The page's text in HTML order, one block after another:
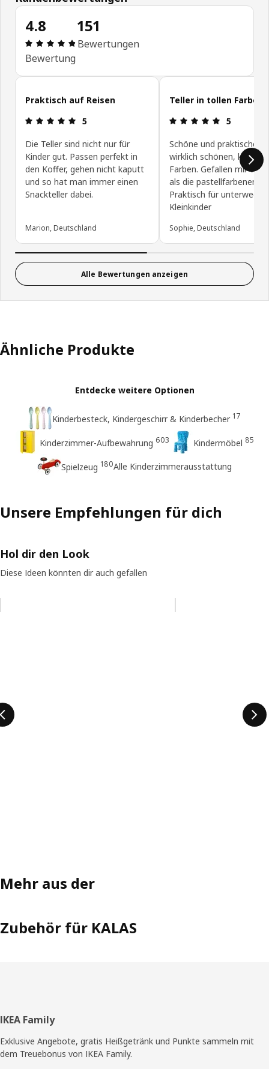
4.8
Bewertung: 4.8 von 5 Sterne Alle Bewertungen:
Bewertung
151
Bewertungen
Kundenbewertungen überspringen
Praktisch auf Reisen
Bewertung: 5 von 5 Sterne
5
Die Teller sind nicht nur für
Kinder gut. Passen perfekt in
den Koffer, gehen nicht kaputt
und so hat man immer einen
Snackteller dabei.
Marion, Deutschland
Teller in tollen Farben
5
Schöne und praktische
wirklich schönen,
Farben. Gefallen mir viel
als die pastellfarbenen
Praktisch für unterwegs
Kleinkinder
Sophie, Deutschland
Alle Bewertungen anzeigen
Ähnliche Produkte
Entdecke weitere Optionen
Kinderbesteck, Kindergeschirr & Kinderbecher 17
Kinderzimmer-Aufbewahrung 603 Kindermöbel 85
Spielzeug 180Alle Kinderzimmerausstattung
Unsere Empfehlungen für dich
Hol dir den Look
Diese Ideen könnten dir auch gefallen
Mehr aus der
Zubehör für KALAS
Fußzeile
IKEA Family
Exklusive Angebote, gratis Heißgetränk und Punkte sammeln mit
dem Treuebonus von IKEA Family.